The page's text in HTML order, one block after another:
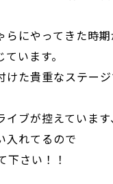
にやってきた時
います。
た貴重なステージ
ブが控えていま
入れてるので
さい！！